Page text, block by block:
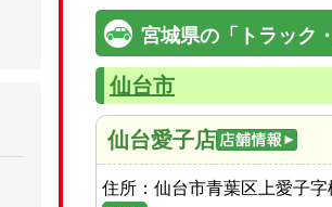
宮城県の「トラック
仙台市
仙台愛子店
住所： 仙台市青葉区上愛子字